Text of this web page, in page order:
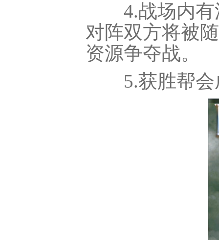
4.战场内有
对阵双方将被
资源争夺战。
5.获胜帮会